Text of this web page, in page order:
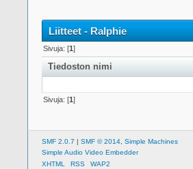
Liitteet - Ralphie
Sivuja: [1]
Tiedoston nimi
Sivuja: [1]
SMF 2.0.7 | SMF © 2014 Simple Machines
Simple Audio Video Embedder
XHTML
RSS WAP2